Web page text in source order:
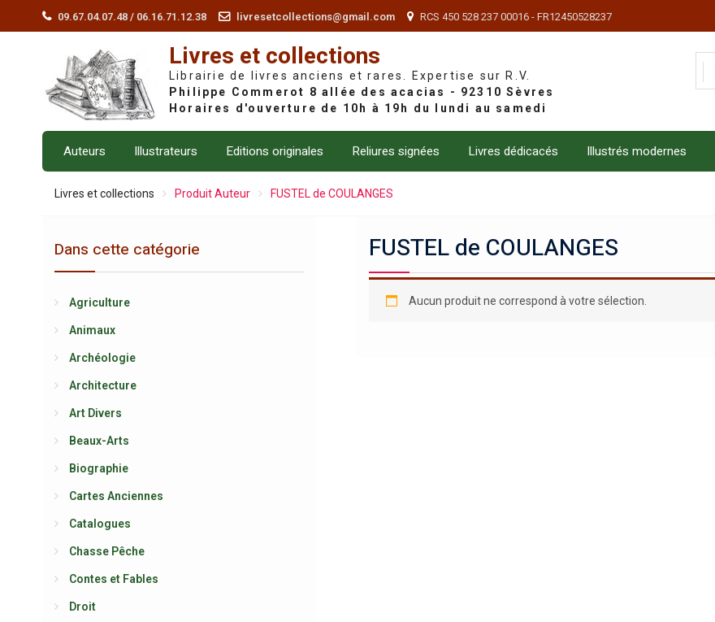
09.67.04.07.48 / 06.16.71.12.38 livresetcollections@gmail.com RCS 450 528 237 00016 - FR12450528237
Livres et collections
Librairie de livres anciens et rares. Expertise sur R.V.
Auteurs Illustrateurs Editions originales Reliures signées Livres dédicacés Illustrés modernes
Livres et collections Produit Auteur FUSTEL de COULANGES
FUSTEL de COULANGES
Aucun produit ne correspond à votre sélection.
Dans cette catégorie
Agriculture
Animaux
Archéologie
Architecture
Art Divers
Beaux-Arts
Biographie
Cartes Anciennes
Catalogues
Chasse Pêche
Contes et Fables
Droit